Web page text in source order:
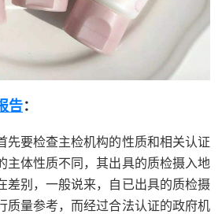
告：
要检查主检机构的性质和相关认证
主体性质不同，其出具的质检摄入地
差别，一般说来，自已出具的质检摄
质量参考，而经过合法认证的政府机